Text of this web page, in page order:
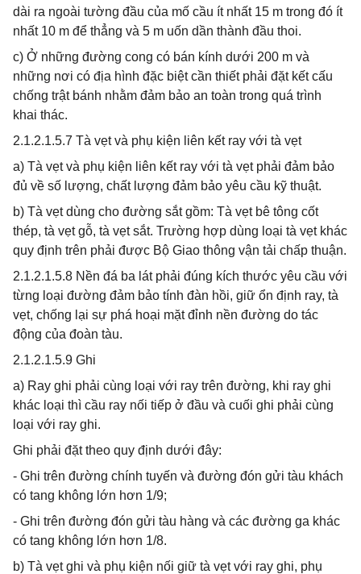
dài ra ngoài tường đầu của mố cầu ít nhất 15 m trong đó ít
nhất 10 m để thẳng và 5 m uốn dần thành đầu thoi.
c) Ở những đường cong có bán kính dưới 200 m và
những nơi có địa hình đặc biệt cần thiết phải đặt kết cấu
chống trật bánh nhằm đảm bảo an toàn trong quá trình
khai thác.
2.1.2.1.5.7 Tà vẹt và phụ kiện liên kết ray với tà vẹt
a) Tà vẹt và phụ kiện liên kết ray với tà vẹt phải đảm bảo
đủ về số lượng, chất lượng đảm bảo yêu cầu kỹ thuật.
b) Tà vẹt dùng cho đường sắt gồm: Tà vẹt bê tông cốt
thép, tà vẹt gỗ, tà vẹt sắt. Trường hợp dùng loại tà vẹt khác
quy định trên phải được Bộ Giao thông vận tải chấp thuận.
2.1.2.1.5.8 Nền đá ba lát phải đúng kích thước yêu cầu với
từng loại đường đảm bảo tính đàn hồi, giữ ổn định ray, tà
vẹt, chống lại sự phá hoại mặt đỉnh nền đường do tác
động của đoàn tàu.
2.1.2.1.5.9 Ghi
a) Ray ghi phải cùng loại với ray trên đường, khi ray ghi
khác loại thì cầu ray nối tiếp ở đầu và cuối ghi phải cùng
loại với ray ghi.
Ghi phải đặt theo quy định dưới đây:
- Ghi trên đường chính tuyến và đường đón gửi tàu khách
có tang không lớn hơn 1/9;
- Ghi trên đường đón gửi tàu hàng và các đường ga khác
có tang không lớn hơn 1/8.
b) Tà vẹt ghi và phụ kiện nối giữ tà vẹt với ray ghi, phụ